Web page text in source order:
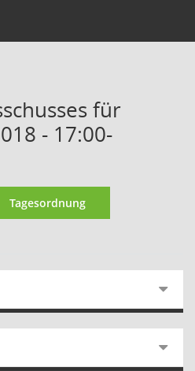
für
- 17:00-
Tagesordnung